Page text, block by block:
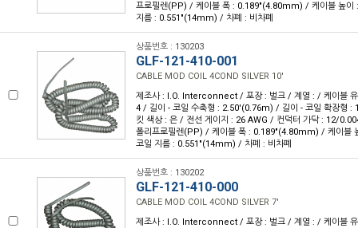
프로필렌(PP) / 케이블 폭 : 0.189"(4.80mm) / 케이블 높
지름 : 0.551"(14mm) / 차폐 : 비차폐
상품번호 : 130203
GLF-121-410-001
CABLE MOD COIL 4COND SILVER 10'
제조사 : I.O. Interconnect / 포장 : 벌크 / 계열 : / 케이블
4 / 길이 - 코일 수축형 : 2.50'(0.76m) / 길이 - 코일 확장형
킷 색상 : 은 / 전선 게이지 : 26 AWG / 컨덕터 가닥 : 12/
폴리프로필렌(PP) / 케이블 폭 : 0.189"(4.80mm) / 케이
코일 지름 : 0.551"(14mm) / 차폐 : 비차폐
상품번호 : 130202
GLF-121-410-000
CABLE MOD COIL 4COND SILVER 7'
제조사 : I.O. Interconnect / 포장 : 벌크 / 계열 : / 케이블